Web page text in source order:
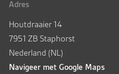
Adres
Houtdraaier 14
7951 ZB Staphorst
Nederland (NL)
Navigeer met Google Maps